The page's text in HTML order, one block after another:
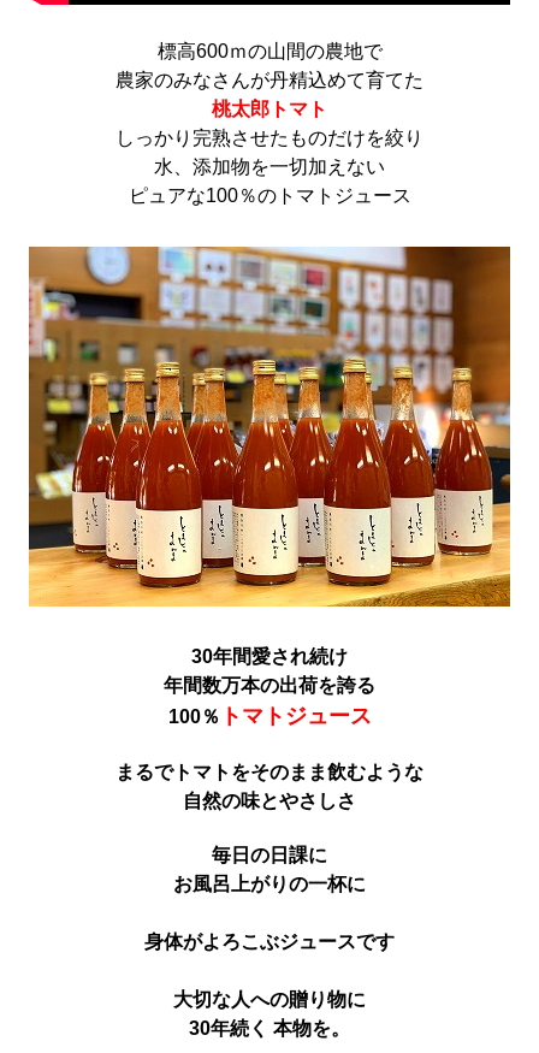
標高600ｍの山間の農地で
農家のみなさんが丹精込めて育てた
桃太郎トマト
しっかり完熟させたものだけを絞り
水、添加物を一切加えない
ピュアな100％のトマトジュース
30年間愛され続け
年間数万本の出荷を誇る
100％ トマトジュース
まるでトマトをそのまま飲むような
自然の味とやさしさ
毎日の日課に
お風呂上がりの一杯に
身体がよろこぶジュースです
大切な人への贈り物に
30年続く 本物を。